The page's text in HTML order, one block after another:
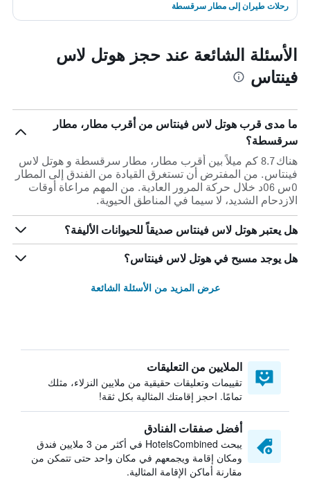
رحلات طيران إلى مطار سرقسطة
الأسئلة الشائعة عند حجز هوتل لاس
فينتاس
ما مدى قرب هوتل لاس فينتاس من أقرب مطار، مطار
سرقسطة؟
هناك 8.7 كم ميلاً بين أقرب مطار، مطار سرقسطة و هوتل لاس
فينتاس. من المفترض أن تستغرق القيادة من الفندق إلى المطار
0س 06د خلال حركة المرور العادية. من المهم مراعاة أوقات
الازدحام الشديد، لا سيما في المناطق الحيوية.
هل يعتبر هوتل لاس فينتاس صديقاً للحيوانات الأليفة؟
هل يوجد مسبح في هوتل لاس فينتاس؟
عرض المزيد من الأسئلة الشائعة
الملايين من التعليقات
تقييمات وتعليقات حقيقية من ملايين النزلاء، مثلك
تمامًا. احجز إقامتك المثالية بكل ثقة!
أفضل صفقات الفنادق
يبحث HotelsCombined في أكثر من 3 ملايين فندق
ومكان إقامة ويجمعهم في مكان واحد حتى تتمكن من
مقارنة أماكن الإقامة المثالية.